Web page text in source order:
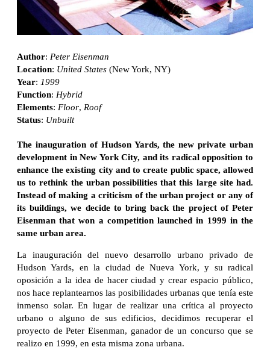
Author: Peter Eisenman
Location: United States (New York, NY)
Year: 1999
Function: Hybrid
Elements: Floor, Roof
Status: Unbuilt
The inauguration of Hudson Yards, the new private urban
development in New York City, and its radical opposition to
enhance the existing city and to create public space, allowed
us to rethink the urban possibilities that this large site had.
Instead of making a criticism of the urban project or any of
its buildings, we decide to bring back the project of Peter
Eisenman that won a competition launched in 1999 in the
same urban area.
La inauguración del nuevo desarrollo urbano privado de
Hudson Yards, en la ciudad de Nueva York, y su radical
oposición a la idea de hacer ciudad y crear espacio público,
nos hace replantearnos las posibilidades urbanas que tenía este
inmenso solar. En lugar de realizar una crítica al proyecto
urbano o alguno de sus edificios, decidimos recuperar el
proyecto de Peter Eisenman, ganador de un concurso que se
realizo en 1999, en esta misma zona urbana.